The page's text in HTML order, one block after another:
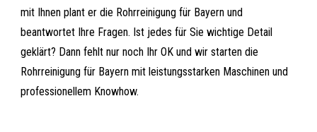
mit Ihnen plant er die Rohrreinigung für Bayern und
beantwortet Ihre Fragen. Ist jedes für Sie wichtige Detail
geklärt? Dann fehlt nur noch Ihr OK und wir starten die
Rohrreinigung für Bayern mit leistungsstarken Maschinen und
professionellem Knowhow.